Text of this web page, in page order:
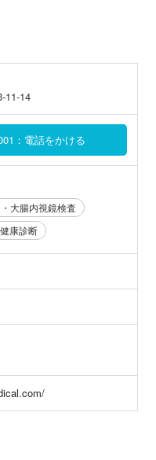
11-14
：電話をかける
大腸内視鏡検査
康診断